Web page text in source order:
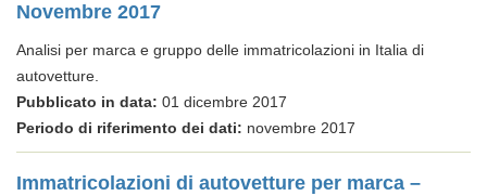
Novembre 2017
Analisi per marca e gruppo delle immatricolazioni in Italia di
autovetture.
Pubblicato in data: 01 dicembre 2017
Periodo di riferimento dei dati: novembre 2017
Immatricolazioni di autovetture per marca –